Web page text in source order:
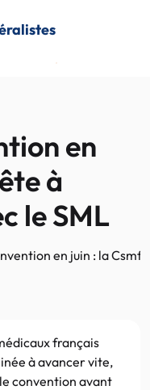
en
à
le SML
en juin : la Csmf
français
à avancer vite,
convention avant